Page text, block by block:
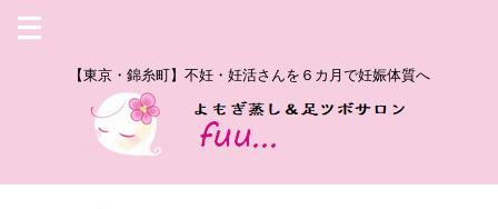
【東京・錦糸町】不妊・妊活さんを６カ月で妊娠体質へ